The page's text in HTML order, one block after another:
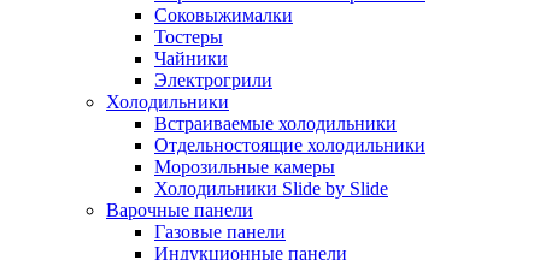
Соковыжималки
Тостеры
Чайники
Электрогрили
Холодильники
Встраиваемые холодильники
Отдельностоящие холодильники
Морозильные камеры
Холодильники Slide by Slide
Варочные панели
Газовые панели
Индукционные панели